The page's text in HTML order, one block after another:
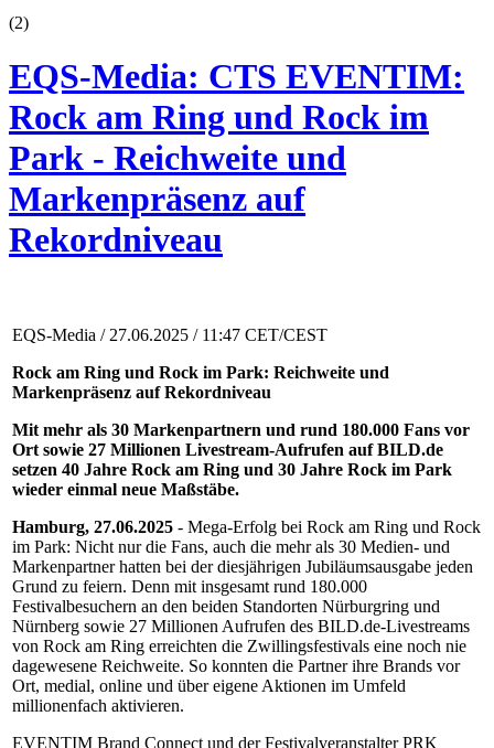
(2)
EQS-Media: CTS EVENTIM:
Rock am Ring und Rock im
Park - Reichweite und
Markenpräsenz auf
Rekordniveau
EQS-Media / 27.06.2025 / 11:47 CET/CEST
Rock am Ring und Rock im Park: Reichweite und
Markenpräsenz auf Rekordniveau
Mit mehr als 30 Markenpartnern und rund 180.000 Fans vor
Ort sowie 27 Millionen Livestream-Aufrufen auf BILD.de
setzen 40 Jahre Rock am Ring und 30 Jahre Rock im Park
wieder einmal neue Maßstäbe.
Hamburg, 27.06.2025 - Mega-Erfolg bei Rock am Ring und Rock
im Park: Nicht nur die Fans, auch die mehr als 30 Medien- und
Markenpartner hatten bei der diesjährigen Jubiläumsausgabe jeden
Grund zu feiern. Denn mit insgesamt rund 180.000
Festivalbesuchern an den beiden Standorten Nürburgring und
Nürnberg sowie 27 Millionen Aufrufen des BILD.de-Livestreams
von Rock am Ring erreichten die Zwillingsfestivals eine noch nie
dagewesene Reichweite. So konnten die Partner ihre Brands vor
Ort, medial, online und über eigene Aktionen im Umfeld
millionenfach aktivieren.
EVENTIM Brand Connect und der Festivalveranstalter PRK